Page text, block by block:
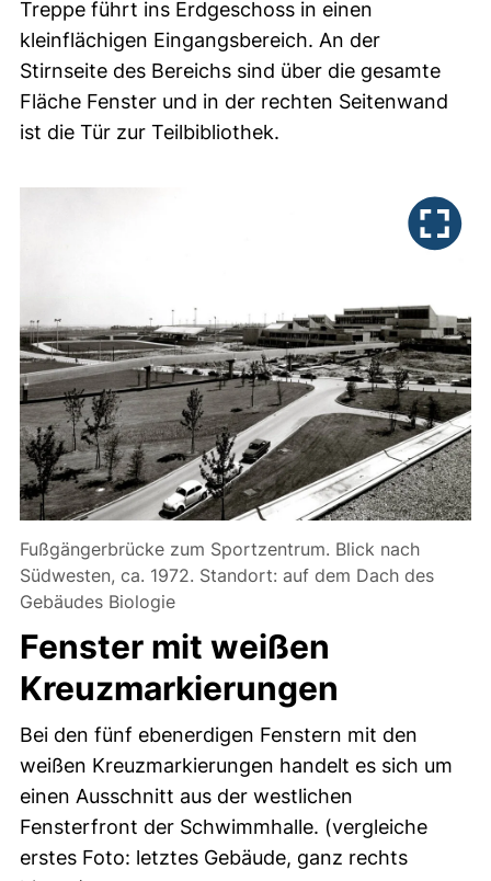
Treppe führt ins Erdgeschoss in einen
kleinflächigen Eingangsbereich. An der
Stirnseite des Bereichs sind über die gesamte
Fläche Fenster und in der rechten Seitenwand
ist die Tür zur Teilbibliothek.
Fußgängerbrücke zum Sportzentrum. Blick nach
Südwesten, ca. 1972. Standort: auf dem Dach des
Gebäudes Biologie
Fenster mit weißen
Kreuzmarkierungen
Bei den fünf ebenerdigen Fenstern mit den
weißen Kreuzmarkierungen handelt es sich um
einen Ausschnitt aus der westlichen
Fensterfront der Schwimmhalle. (vergleiche
erstes Foto: letztes Gebäude, ganz rechts